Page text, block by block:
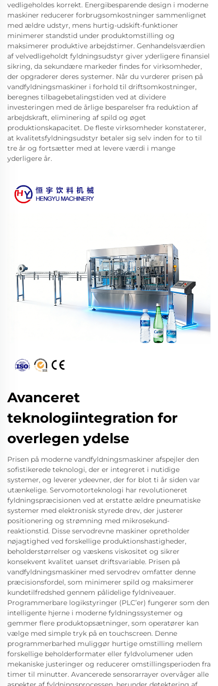
vedligeholdes korrekt. Energibesparende design i moderne
maskiner reducerer forbrugsomkostninger sammenlignet
med ældre udstyr, mens hurtig-udskift-funktioner
minimerer standstid under produktomstilling og
maksimerer produktive arbejdstimer. Genhandelsværdien
af velvedligeholdt fyldningsudstyr giver yderligere finansiel
sikring, da sekundære markeder findes for virksomheder,
der opgraderer deres systemer. Når du vurderer prisen på
vandfyldningsmaskiner i forhold til driftsomkostninger,
beregnes tilbagebetalingstiden ved at dividere
investeringen med de årlige besparelser fra reduktion af
arbejdskraft, eliminering af spild og øget
produktionskapacitet. De fleste virksomheder konstaterer,
at kvalitetsfyldningsudstyr betaler sig selv inden for to til
tre år og fortsætter med at levere værdi i mange
yderligere år.
Avanceret
teknologiintegration for
overlegen ydelse
Prisen på moderne vandfyldningsmaskiner afspejler den
sofistikerede teknologi, der er integreret i nutidige
systemer, og leverer ydeevner, der for blot ti år siden var
utænkelige. Servomotorteknologi har revolutioneret
fyldningspræcisionen ved at erstatte ældre pneumatiske
systemer med elektronisk styrede drev, der justerer
positionering og strømning med mikrosekund-
reaktionstid. Disse servodrevne maskiner opretholder
nøjagtighed ved forskellige produktionshastigheder,
beholderstørrelser og væskens viskositet og sikrer
konsekvent kvalitet uanset driftsvariable. Prisen på
vandfyldningsmaskiner med servodrev omfatter denne
præcisionsfordel, som minimerer spild og maksimerer
kundetilfredshed gennem pålidelige fyldniveauer.
Programmerbare logikstyringer (PLC’er) fungerer som den
intelligente hjerne i moderne fyldningssystemer og
gemmer flere produktopsætninger, som operatører kan
vælge med simple tryk på en touchscreen. Denne
programmerbarhed muliggør hurtige omstilling mellem
forskellige beholderformater eller fyldvolumener uden
mekaniske justeringer og reducerer omstillingsperioden fra
timer til minutter. Avancerede sensorarrayer overvåger alle